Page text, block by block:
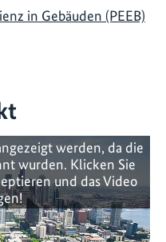
in Gebäuden (PEEB)
werden, da die
wurden. Klicken Sie
und das Video